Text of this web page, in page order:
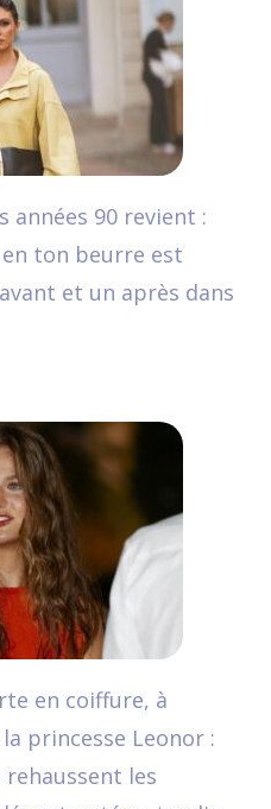
années 90 revient :
ton beurre est
et un après dans
en coiffure, à
princesse Leonor :
rehaussent les